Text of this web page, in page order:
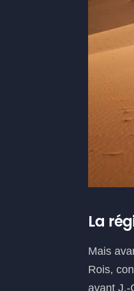
La
Mais
Rois,
avant J.-